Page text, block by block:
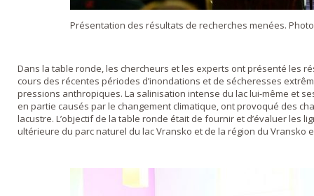
Présentation des résultats de recherches menées.
Dans la table ronde, les chercheurs et les experts ont présenté les
cours des récentes périodes d’inondations et de sécheresses
pressions anthropiques. La salinisation intense du lac lui-même et
en partie causés par le changement climatique, ont provoqué des
lacustre. L’objectif de la table ronde était de fournir et d’évaluer les
ultérieure du parc naturel du lac Vransko et de la région du Vransko